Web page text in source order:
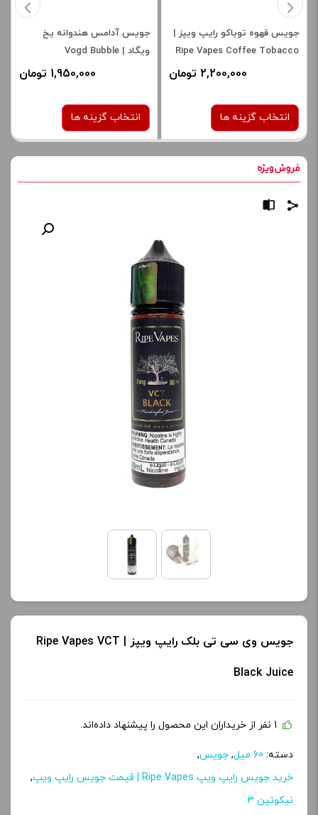
جویس قهوه توباکو رایپ ویپز |
Ripe Vapes Coffee Tobacco
2,200,000 تومان
انتخاب گزینه ها
نیکوتین:
-
ک
جویس آدامس هندوانه یخ
ویگاد | Vogd Bubble
Watermelon Iced Juice
1,950,000 تومان
انتخاب گزینه ها
برای فعال شدن سبد خرید و
نمایش قیمت ، گزینه های
محصول را از کادر بالا انتخاب
کنید.
تمامی قیمت ها بروز
هستند.
+
جویس وی سی تی بلک رایپ ویپز | Ripe Vapes VCT
Black Juice
1 نفر از خریداران این محصول را پیشنهاد داده‌اند.
دسته: 60 میل , جویس,
خرید جویس رایپ ویپ Ripe Vapes | قیمت جویس رایپ ویپ
,
نیکوتین 3